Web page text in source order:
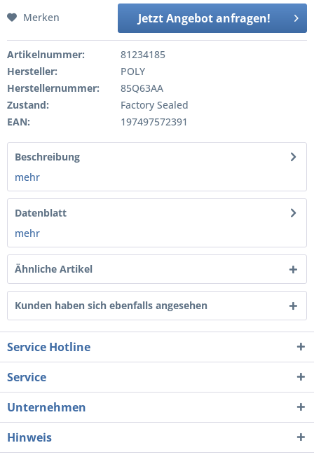
Jetzt Angebot anfragen!
Merken
Artikelnummer:
81234185
Hersteller:
POLY
Herstellernummer:
85Q63AA
Zustand:
Factory Sealed
EAN:
197497572391
Beschreibung
mehr
Datenblatt
mehr
Ähnliche Artikel
Kunden haben sich ebenfalls angesehen
Service Hotline
Service
Unternehmen
Hinweis